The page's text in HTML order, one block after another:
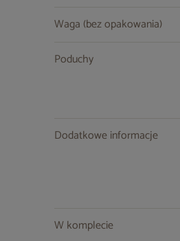
Waga (bez opakowania)
Poduchy
Dodatkowe informacje
W komplecie